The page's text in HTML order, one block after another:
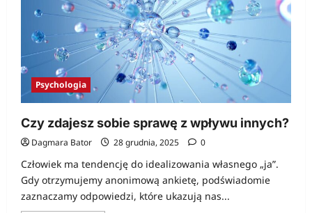
Psychologia
Czy zdajesz sobie sprawę z wpływu innych?
Dagmara Bator 28 grudnia, 2025 0
Człowiek ma tendencję do idealizowania własnego „ja”.
Gdy otrzymujemy anonimową ankietę, podświadomie
zaznaczamy odpowiedzi, które ukazują nas...